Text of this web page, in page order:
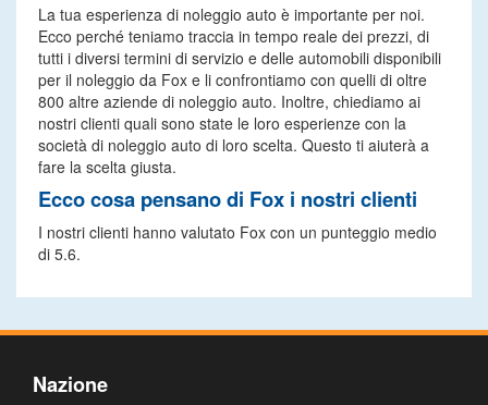
La tua esperienza di noleggio auto è importante per noi.
Ecco perché teniamo traccia in tempo reale dei prezzi, di
tutti i diversi termini di servizio e delle automobili disponibili
per il noleggio da Fox e li confrontiamo con quelli di oltre
800 altre aziende di noleggio auto. Inoltre, chiediamo ai
nostri clienti quali sono state le loro esperienze con la
società di noleggio auto di loro scelta. Questo ti aiuterà a
fare la scelta giusta.
Ecco cosa pensano di Fox i nostri clienti
I nostri clienti hanno valutato Fox con un punteggio medio
di 5.6.
Nazione